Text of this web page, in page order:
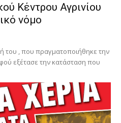
Κέντρου Αγρινίου
νόμο
του , που πραγματοποιήθηκε την
εξέτασε την κατάσταση που